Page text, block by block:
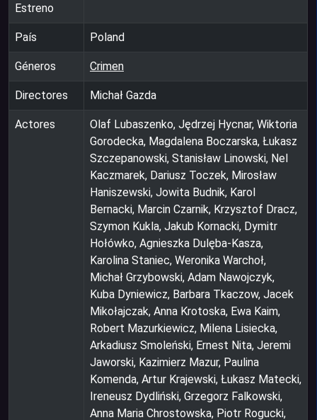
Estreno
País Poland
Géneros Crimen
Directores Michał Gazda
Actores
Olaf Lubaszenko, Jędrzej Hycnar, Wiktoria
Gorodecka, Magdalena Boczarska, Łukasz
Szczepanowski, Stanisław Linowski, Nel
Kaczmarek, Dariusz Toczek, Mirosław
Haniszewski, Jowita Budnik, Karol
Bernacki, Marcin Czarnik, Krzysztof Dracz,
Szymon Kukla, Jakub Kornacki, Dymitr
Hołówko, Agnieszka Dulęba-Kasza,
Karolina Staniec, Weronika Warchoł,
Michał Grzybowski, Adam Nawojczyk,
Kuba Dyniewicz, Barbara Tkaczow, Jacek
Mikołajczak, Anna Krotoska, Ewa Kaim,
Robert Mazurkiewicz, Milena Lisiecka,
Arkadiusz Smoleński, Ernest Nita, Jeremi
Jaworski, Kazimierz Mazur, Paulina
Komenda, Artur Krajewski, Łukasz Matecki,
Ireneusz Dydliński, Grzegorz Falkowski,
Anna Maria Chrostowska, Piotr Rogucki,